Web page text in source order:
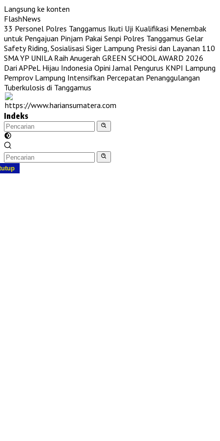
Langsung ke konten
FlashNews
33 Personel Polres Tanggamus Ikuti Uji Kualifikasi Menembak
untuk Pengajuan Pinjam Pakai Senpi Polres Tanggamus Gelar
Safety Riding, Sosialisasi Siger Lampung Presisi dan Layanan 110
SMA YP UNILA Raih Anugerah GREEN SCHOOL AWARD 2026
Dari APPeL Hijau Indonesia Opini Jamal Pengurus KNPI Lampung
Pemprov Lampung Intensifkan Percepatan Penanggulangan
Tuberkulosis di Tanggamus
Indeks